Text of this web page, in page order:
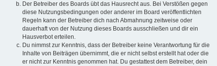
Der Betreiber des Boards übt das Hausrecht aus. Bei Verstößen gegen
diese Nutzungsbedingungen oder anderer im Board veröffentlichten
Regeln kann der Betreiber dich nach Abmahnung zeitweise oder
dauerhaft von der Nutzung dieses Boards ausschließen und dir ein
Hausverbot erteilen.
Du nimmst zur Kenntnis, dass der Betreiber keine Verantwortung für die
Inhalte von Beiträgen übernimmt, die er nicht selbst erstellt hat oder die
er nicht zur Kenntnis genommen hat. Du gestattest dem Betreiber, dein